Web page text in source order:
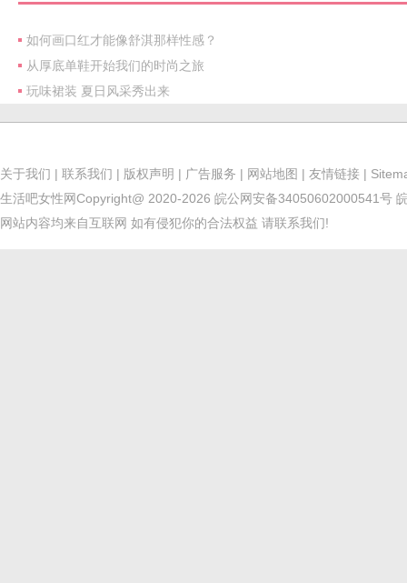
如何画口红才能像舒淇那样性感？
从厚底单鞋开始我们的时尚之旅
玩味裙装 夏日风采秀出来
关于我们 | 联系我们 | 版权声明 | 广告服务 | 网站地图 | 友情链接 |
生活吧女性网Copyright@ 2020-2026 皖公网安备34050602000541号
网站内容均来自互联网 如有侵犯你的合法权益 请联系我们!